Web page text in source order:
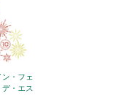
・フェ
・エス